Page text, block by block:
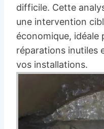
difficile. Cette
une intervention
économique, idéale
réparations inutiles
vos installations.